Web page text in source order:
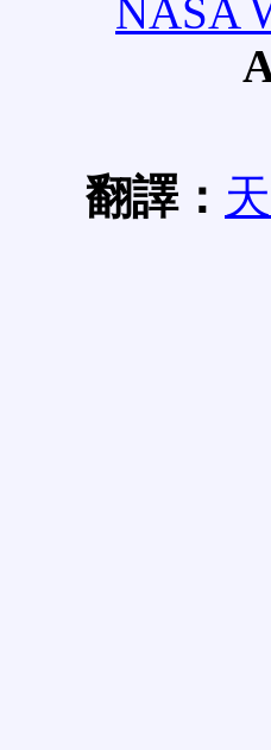
NASA
翻譯：